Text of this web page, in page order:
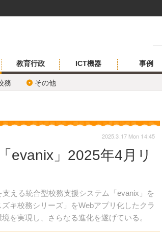
務 その他
教育行政 ICT機器 事例
evanix」2025年4月リ
える統合型校務支援システム「evanix」を
キ校務シリーズ」をWebアプリ化したクラ
を実現し、さらなる進化を遂げている。
2025.3.17 Mon 14:45